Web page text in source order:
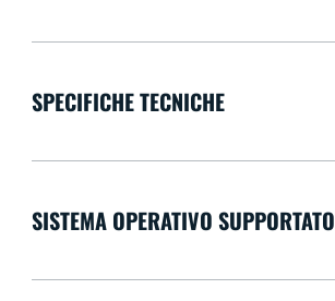
SPECIFICHE TECNICHE
SISTEMA OPERATIVO SUPPORTATO